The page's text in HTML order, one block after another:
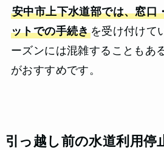
安中市上下水道部では、窓口
ットでの手続きを受け付けて
ーズンには混雑することもあ
がおすすめです。
引っ越し前の水道利用停